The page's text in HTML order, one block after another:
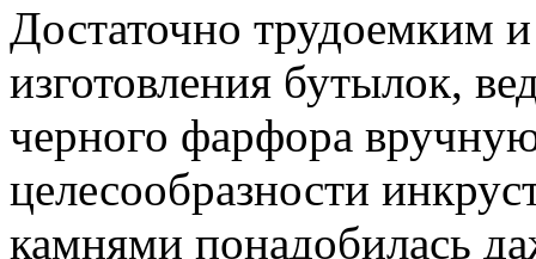
Достаточно трудоемким
изготовления бутылок,
черного фарфора
целесообразности
камнями понадобилась